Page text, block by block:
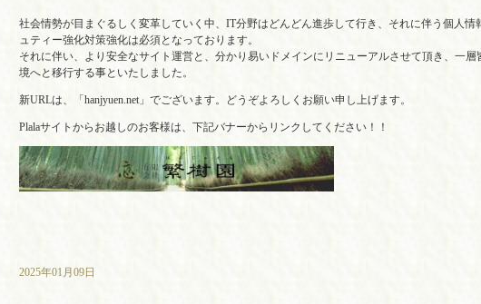
社会情勢が目まぐるしく変革していく中、IT分野はどんどん進歩して行き、それに伴う個人情
ュティー強化対策強化は必須となっております。
それに伴い、より安全なサイト運営と、分かり易いドメインにリニューアルさせて頂き、一層
境へと移行する事といたしました。
新URLは、「hanjyuen.net」でございます。どうぞよろしくお願い申し上げます。
Plalaサイトからお越しのお客様は、下記バナーからリンクしてください！！
2025年01月09日